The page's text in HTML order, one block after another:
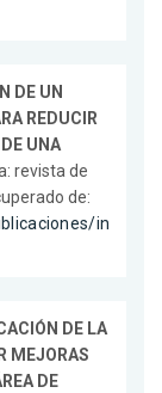
DE UN
REDUCIR
UNA
revista de
de:
in
DE LA
MEJORAS
DE